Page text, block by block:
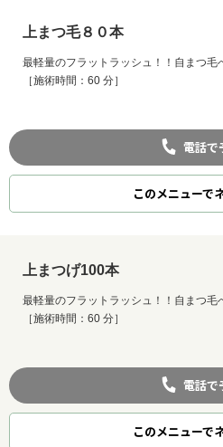
上まつ毛８０本
最軽量のフラットラッシュ！！自まつ毛
［施術時間：60 分］
電話で
このメニューで
上まつげ100本
最軽量のフラットラッシュ！！自まつ毛
［施術時間：60 分］
電話で
このメニューで